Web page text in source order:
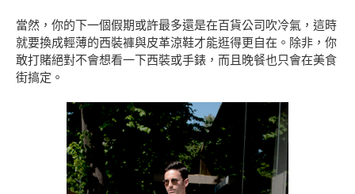
當然，你的下一個假期或許最多還是在百貨公司吹冷氣，這時
就要換成輕薄的西裝褲與皮革涼鞋才能逛得更自在。除非，你
敢打賭絕對不會想看一下西裝或手錶，而且晚餐也只會在美食
街搞定。